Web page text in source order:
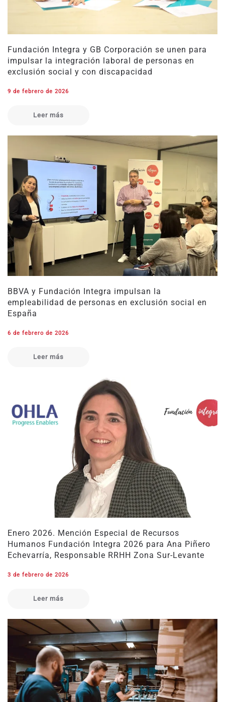
Fundación Integra y GB Corporación se unen para
impulsar la integración laboral de personas en
exclusión social y con discapacidad
9 de febrero de 2026
Leer más
BBVA y Fundación Integra impulsan la
empleabilidad de personas en exclusión social en
España
6 de febrero de 2026
Leer más
Enero 2026. Mención Especial de Recursos
Humanos Fundación Integra 2026 para Ana Piñero
Echevarría, Responsable RRHH Zona Sur-Levante
3 de febrero de 2026
Leer más